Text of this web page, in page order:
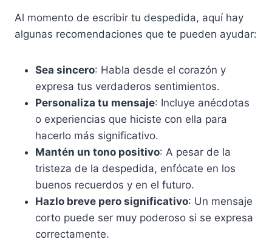
Al momento de escribir tu despedida, aquí hay
algunas recomendaciones que te pueden ayudar:
Sea sincero: Habla desde el corazón y
expresa tus verdaderos sentimientos.
Personaliza tu mensaje: Incluye anécdotas
o experiencias que hiciste con ella para
hacerlo más significativo.
Mantén un tono positivo: A pesar de la
tristeza de la despedida, enfócate en los
buenos recuerdos y en el futuro.
Hazlo breve pero significativo: Un mensaje
corto puede ser muy poderoso si se expresa
correctamente.